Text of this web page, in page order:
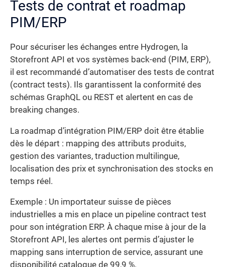
Tests de contrat et roadmap
PIM/ERP
Pour sécuriser les échanges entre Hydrogen, la
Storefront API et vos systèmes back-end (PIM, ERP),
il est recommandé d’automatiser des tests de contrat
(contract tests). Ils garantissent la conformité des
schémas GraphQL ou REST et alertent en cas de
breaking changes.
La roadmap d’intégration PIM/ERP doit être établie
dès le départ : mapping des attributs produits,
gestion des variantes, traduction multilingue,
localisation des prix et synchronisation des stocks en
temps réel.
Exemple : Un importateur suisse de pièces
industrielles a mis en place un pipeline contract test
pour son intégration ERP. À chaque mise à jour de la
Storefront API, les alertes ont permis d’ajuster le
mapping sans interruption de service, assurant une
disponibilité catalogue de 99,9 %.